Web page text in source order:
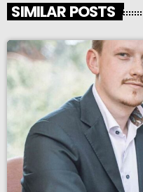
SIMILAR POSTS